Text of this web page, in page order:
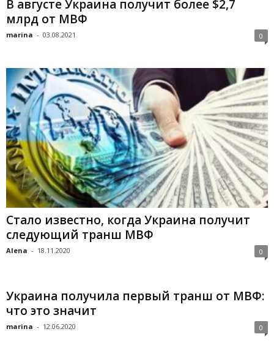
В августе Украина получит более $2,7
млрд от МВФ
marina - 03.08.2021 0
Стало известно, когда Украина получит
следующий транш МВФ
Alena - 18.11.2020 0
Украина получила первый транш от МВФ:
что это значит
marina - 12.06.2020 0